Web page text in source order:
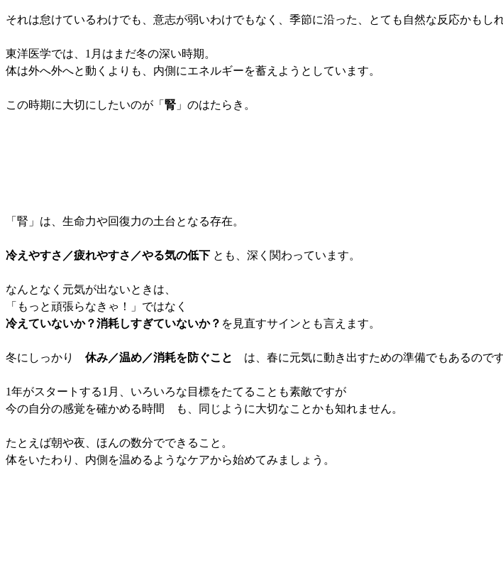
それは怠けているわけでも、意志が弱いわけでもなく、季節に沿った、とても自然な反応かもしれ
東洋医学では、1月はまだ冬の深い時期。
体は外へ外へと動くよりも、内側にエネルギーを蓄えようとしています。
この時期に大切にしたいのが「 腎 」のはたらき。
「腎」は、生命力や回復力の土台となる存在。
冷えやすさ／疲れやすさ／やる気の低下 とも、深く関わっています。
なんとなく元気が出ないときは、
「もっと頑張らなきゃ！」ではなく
冷えていないか？消耗しすぎていないか？ を見直すサインとも言えます。
冬にしっかり 休み／温め／消耗を防ぐこと は、春に元気に動き出すための準備でもあるのです
1年がスタートする1月、いろいろな目標をたてることも素敵ですが
今の自分の感覚を確かめる時間 も、同じように大切なことかも知れません。
たとえば朝や夜、ほんの数分でできること。
体をいたわり、内側を温めるようなケアから始めてみましょう。